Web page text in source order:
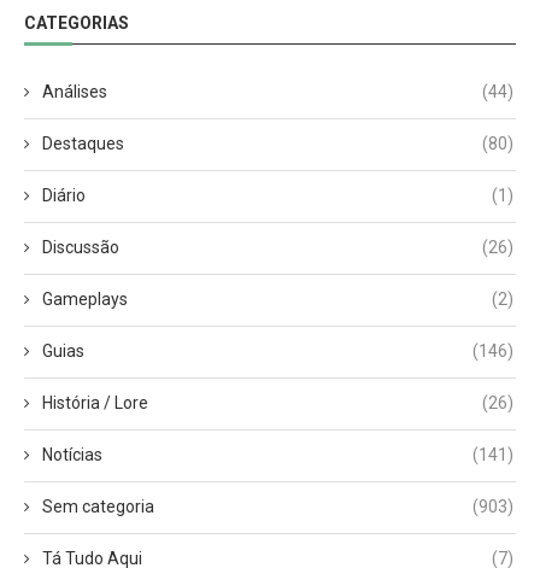
CATEGORIAS
Análises (44)
Destaques (80)
Diário (1)
Discussão (26)
Gameplays (2)
Guias (146)
História / Lore (26)
Notícias (141)
Sem categoria (903)
Tá Tudo Aqui (7)